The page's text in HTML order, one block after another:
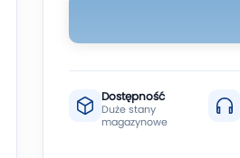
Dostępność
Duże stany
magazynowe